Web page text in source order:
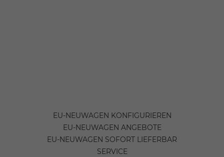
EU-NEUWAGEN KONFIGURIEREN
EU-NEUWAGEN ANGEBOTE
EU-NEUWAGEN SOFORT LIEFERBAR
SERVICE